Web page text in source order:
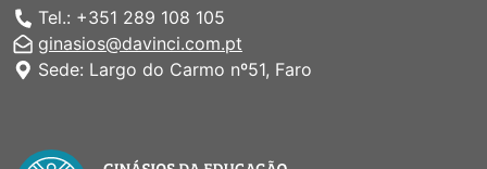
Tel.: +351 289 108 105
ginasios@davinci.com.pt
Sede: Largo do Carmo nº51, Faro